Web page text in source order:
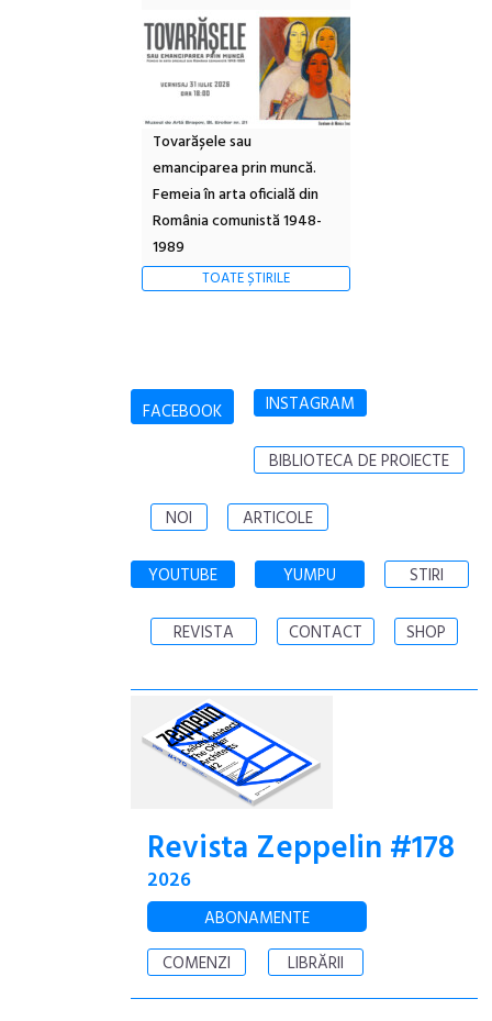
Tovarășele sau
emanciparea prin muncă.
Femeia în arta oficială din
România comunistă 1948-
1989
TOATE ȘTIRILE
FACEBOOK INSTAGRAM
BIBLIOTECA DE PROIECTE
NOI ARTICOLE
YOUTUBE YUMPU STIRI
REVISTA CONTACT SHOP
Revista Zeppelin #178
2026
ABONAMENTE
COMENZI
LIBRĂRII